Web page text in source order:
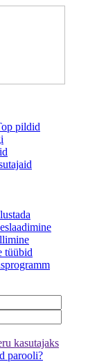
pildid
tüübid
kasutajaks
parooli?